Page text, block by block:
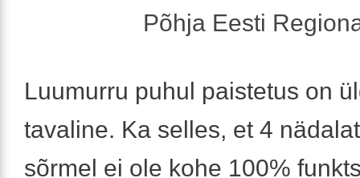
Põhja Eesti
Luumurru puhul paistetus on
tavaline. Ka selles, et 4
sõrmel ei ole kohe 100%